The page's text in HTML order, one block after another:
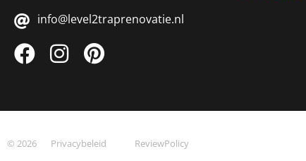
info@level2traprenovatie.nl
© 2026 Privacybeleid ReviewPolicy